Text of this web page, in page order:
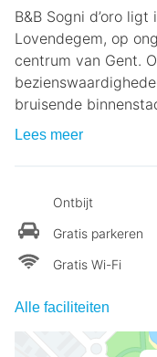
B&B Sogni d’oro
Lovendegem, op
centrum van Gent.
bruisende
Lees meer
Ontbijt
Gratis parkeren
Gratis Wi-Fi
Alle faciliteiten